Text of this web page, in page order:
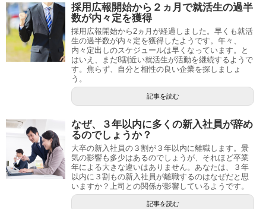
採用広報開始から２ヵ月で就活生の過半
数が内々定を獲得
採用広報開始から2ヵ月が経過しました。早くも就活
生の過半数が内々定を獲得したようです。年々、
内々定出しのスケジュールは早くなっています。と
はいえ、まだ8割近い就活生が活動を継続するようで
す。焦らず、自分と相性の良い企業を探しましょ
う。
記事を読む
なぜ、３年以内に多くの新入社員が辞め
るのでしょうか？
大卒の新入社員の３割が３年以内に離職します。景
気の影響も多少はあるのでしょうが、それほど卒業
年による大きな違いはありません。あなたは、３年
以内に３割もの新入社員が離職するのはなぜだと思
いますか？上司との関係が影響しているようです。
記事を読む